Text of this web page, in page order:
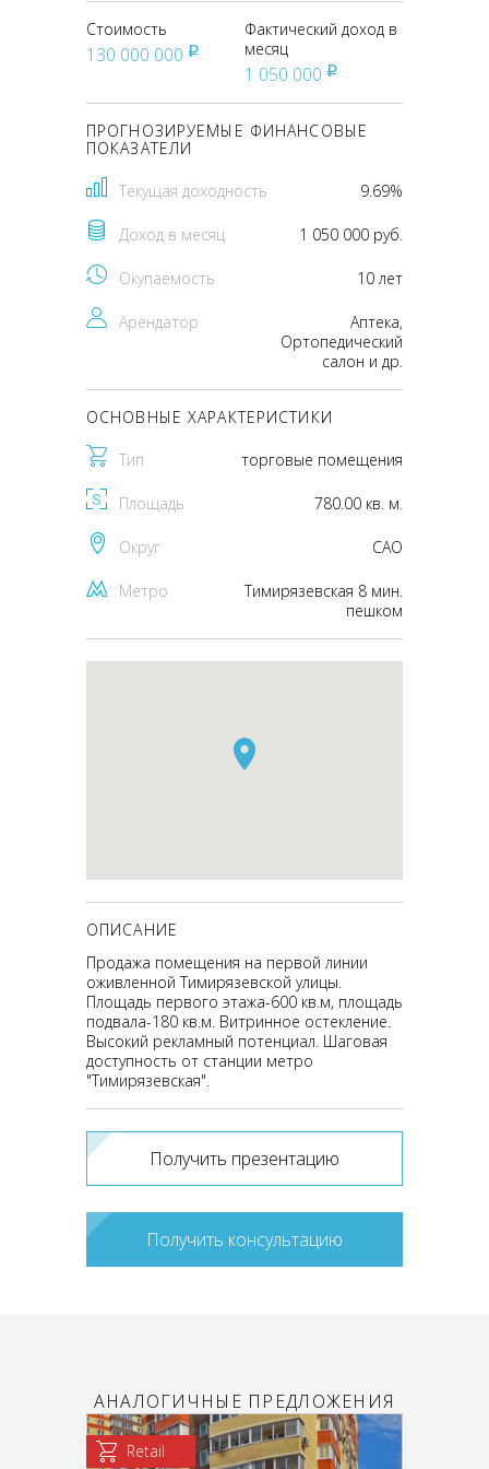
Стоимость
130 000 000 pуб
Фактический доход в
месяц
1 050 000 pуб
ПРОГНОЗИРУЕМЫЕ ФИНАНСОВЫЕ
ПОКАЗАТЕЛИ
Текущая доходность 9.69%
Доход в месяц 1 050 000 руб.
Окупаемость 10 лет
Арендатор
Аптека,
Ортопедический
салон и др.
ОСНОВНЫЕ ХАРАКТЕРИСТИКИ
Тип торговые помещения
Площадь 780.00 кв. м.
Округ CАО
Метро
Тимирязевская 8 мин.
пешком
ОПИСАНИЕ
Продажа помещения на первой линии
оживленной Тимирязевской улицы.
Площадь первого этажа-600 кв.м, площадь
подвала-180 кв.м. Витринное остекление.
Высокий рекламный потенциал. Шаговая
доступность от станции метро
"Тимирязевская".
Получить презентацию
Получить консультацию
АНАЛОГИЧНЫЕ ПРЕДЛОЖЕНИЯ
Retail